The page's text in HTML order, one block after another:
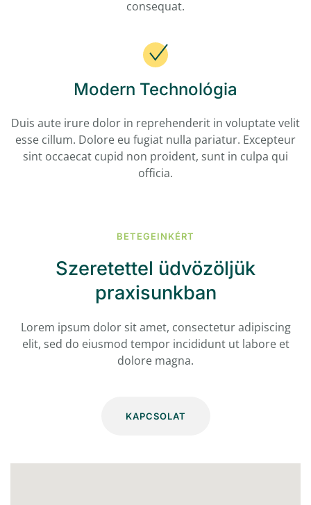
consequat.
Modern Technológia
Duis aute irure dolor in reprehenderit in voluptate velit
esse cillum. Dolore eu fugiat nulla pariatur. Excepteur
sint occaecat cupid non proident, sunt in culpa qui
officia.
BETEGEINKÉRT
Szeretettel üdvözöljük
praxisunkban
Lorem ipsum dolor sit amet, consectetur adipiscing
elit, sed do eiusmod tempor incididunt ut labore et
dolore magna.
KAPCSOLAT